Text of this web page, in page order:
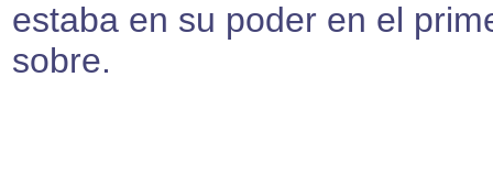
estaba en su poder en el
sobre.